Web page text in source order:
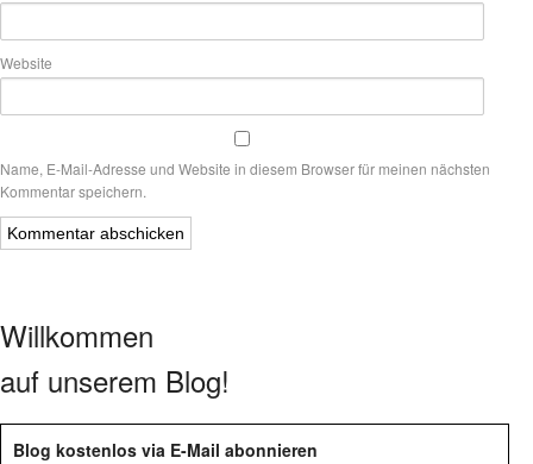
Website
Name, E-Mail-Adresse und Website in diesem Browser für meinen nächsten
Kommentar speichern.
Willkommen
auf unserem Blog!
Blog kostenlos via E-Mail abonnieren